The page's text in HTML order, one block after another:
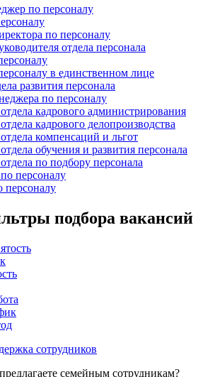
по персоналу
по персоналу
отдела персонала
в единственном лице
развития персонала
по персоналу
кадрового администрирования
кадрового делопроизводства
компенсаций и льгот
обучения и развития персонала
по подбору персонала
персоналу
персоналу
подбора вакансий
сотрудников
семейным сотрудникам?